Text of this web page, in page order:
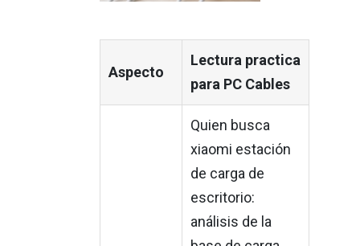
Aspecto
Lectura practica
para PC Cables
Quien busca
xiaomi estación
de carga de
escritorio:
análisis de la